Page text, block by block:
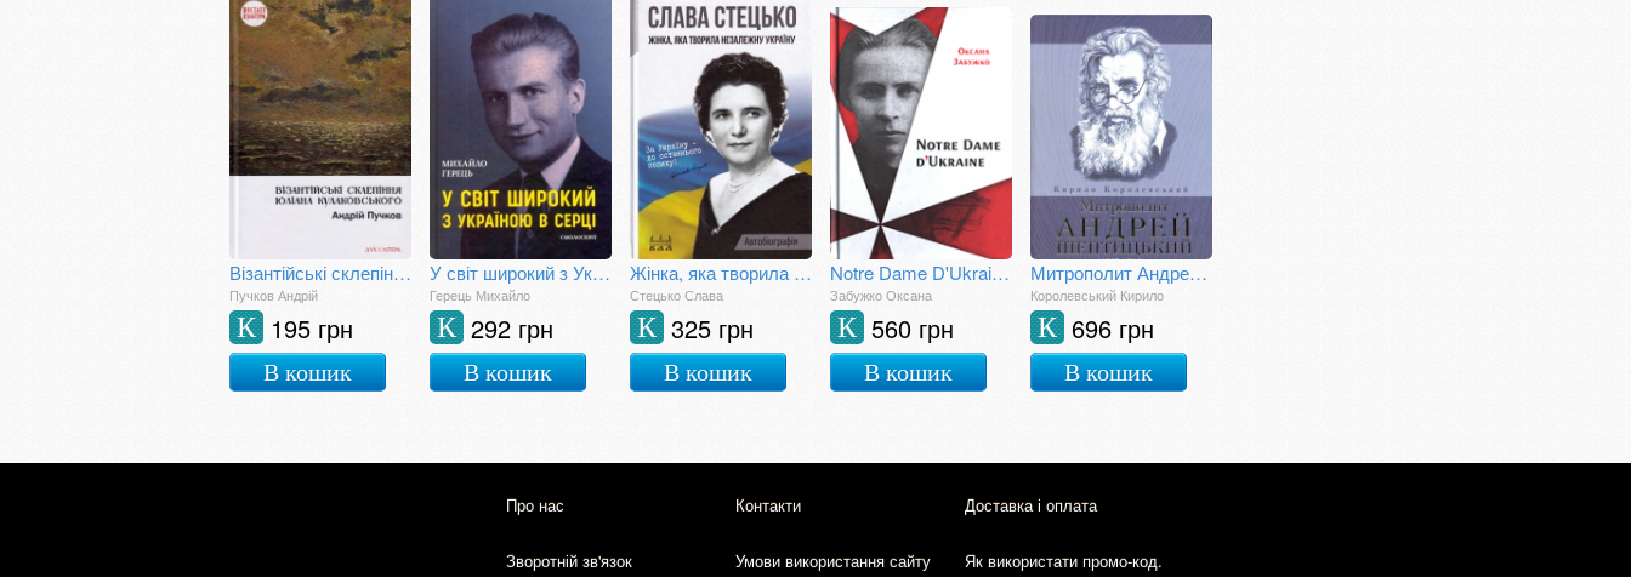
Візантійські склепіння Юліана Кулаковського: Київські контексти
Пучков Андрій
195 грн
К
В кошик
У світ широкий з Україною в серці
Герець Михайло
292 грн
К
В кошик
Жінка, яка творила незалежну Україну
Стецько Слава
325 грн
К
В кошик
Notre Dame D'Ukraine: українка в конфлікті міфологій
Забужко Оксана
560 грн
К
В кошик
Митрополит Андрей Шептицький (1865-1944)
Королевський Кирило
696 грн
К
В кошик
Про нас Контакти Доставка і оплата
Зворотній зв'язок Умови використання сайту Як використати промо-код.